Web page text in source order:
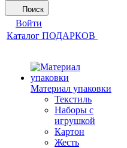
Поиск
Войти
Каталог ПОДАРКОВ
Материал упаковки
Текстиль
Наборы с
игрушкой
Картон
Жесть